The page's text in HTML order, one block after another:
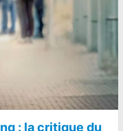
: la critique du